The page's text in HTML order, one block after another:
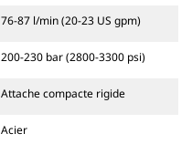
76-87 l/min (20-23 US gpm)
200-230 bar (2800-3300 psi)
Attache compacte rigide
Acier